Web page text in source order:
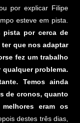
por explicar Filipe
esteve em pista.
pista por cerca de
ter que nos adaptar
fez um trabalho
problema.
Temos ainda
de cronos, quanto
eram os
destes três dias,